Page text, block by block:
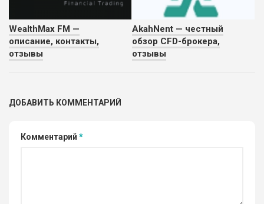
WealthMax FM —
описание, контакты,
отзывы
AkahNent — честный
обзор CFD-брокера,
отзывы
ДОБАВИТЬ КОММЕНТАРИЙ
Комментарий *